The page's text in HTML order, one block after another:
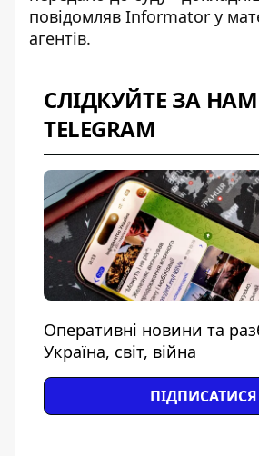
повідомляв Informator у
агентів.
СЛІДКУЙТЕ ЗА
TELEGRAM
Оперативні новини та
Україна, світ, війна
ПІДПИСАТИСЯ